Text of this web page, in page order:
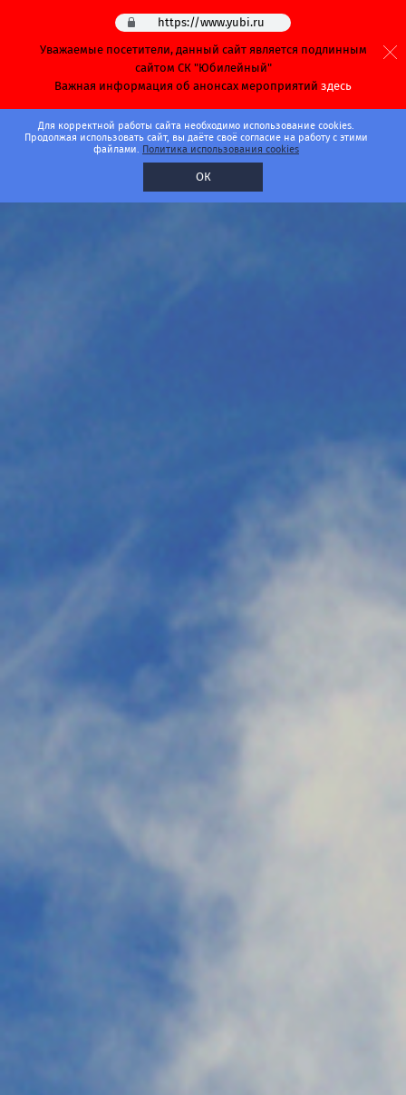
Для корректной работы сайта необходимо использование cookies.
Продолжая использовать сайт, вы даёте своё согласие на работу с этими
файлами. Политика использования cookies
ОК
https://www.yubi.ru
Уважаемые посетители, данный сайт является подлинным
сайтом СК "Юбилейный"
Важная информация об анонсах мероприятий здесь